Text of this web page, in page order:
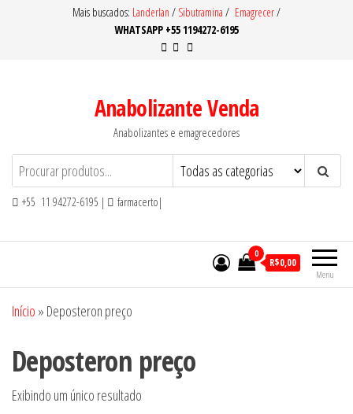
Mais buscados: Landerlan / Sibutramina / Emagrecer/
WHATSAPP +55 1194272-6195
Anabolizante Venda
Anabolizantes e emagrecedores
+55 11 94272-6195 | farmacerto|
Menu
0
R$0,00
Início » Deposteron preço
Deposteron preço
Exibindo um único resultado